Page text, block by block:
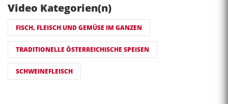
Video Kategorien(n)
FISCH, FLEISCH UND GEMÜSE IM GANZEN
TRADITIONELLE ÖSTERREICHISCHE SPEISEN
SCHWEINEFLEISCH